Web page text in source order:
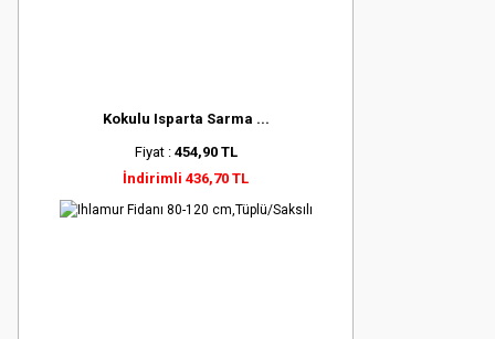
Kokulu Isparta Sarma ...
Fiyat : 454,90 TL
İndirimli 436,70 TL